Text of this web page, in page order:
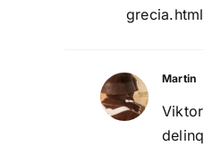
grecia.html
Martin